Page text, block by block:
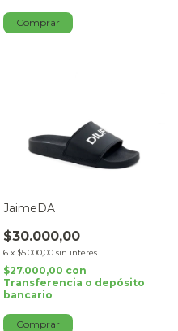
Comprar
JaimeDA
$30.000,00
6 x $5.000,00 sin interés
$27.000,00 con
Transferencia o depósito
bancario
Comprar